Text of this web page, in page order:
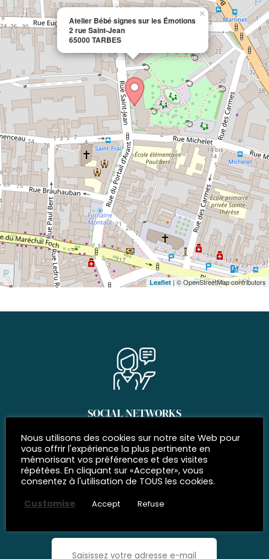
Atelier Bébé signes sur les Émotions
2 rue Saint-Jean
65000 TARBES
×
Leaflet | © OpenStreetMap contributors
SOCIAL NETWORKS
Join us
SUBSCRIBE TO
our newsletter
Nous utilisons des cookies sur notre site Web pour
vous offrir l'expérience la plus pertinente en
mémorisant vos préférences et des visites
répétées. En cliquant sur «Accepter», vous
consentez à l'utilisation de TOUS les cookies.
Customise
Accept Refuse